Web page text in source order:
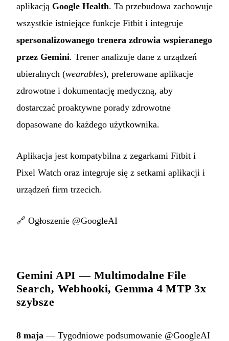
aplikacją Google Health. Ta przebudowa zachowuje
wszystkie istniejące funkcje Fitbit i integruje
spersonalizowanego trenera zdrowia wspieranego
przez Gemini. Trener analizuje dane z urządzeń
ubieralnych (wearables), preferowane aplikacje
zdrowotne i dokumentację medyczną, aby
dostarczać proaktywne porady zdrowotne
dopasowane do każdego użytkownika.
Aplikacja jest kompatybilna z zegarkami Fitbit i
Pixel Watch oraz integruje się z setkami aplikacji i
urządzeń firm trzecich.
🔗 Ogłoszenie @GoogleAI
Gemini API — Multimodalne File
Search, Webhooki, Gemma 4 MTP 3x
szybsze
8 maja — Tygodniowe podsumowanie @GoogleAI